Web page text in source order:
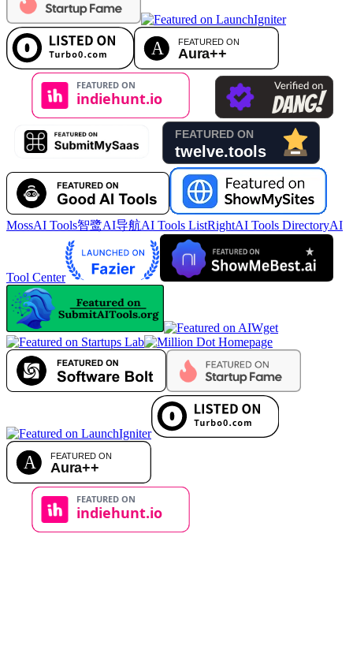
MossAI Tools智鹭AI导航AI Tools ListRightAI Tools DirectoryAI
Tool Center